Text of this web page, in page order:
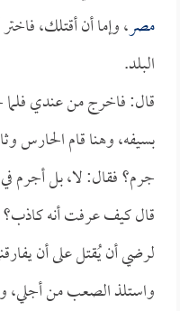
مصر، وإما أن أقتلك،
البلد.
قال: فاخرج من عندي فلما
بسيفه، وهنا قام الحارس
جرم؟ فقال: لا، بل أجرم
قال كيف عرفت أنه كاذب؟
لرضي أن يُقتل على أن
واستلذ الصعب من أجلي،